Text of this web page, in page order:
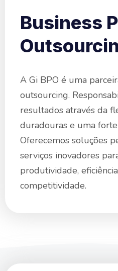
Business
A Gi BPO é uma
outsourcing.
resultados através da
duradouras e uma
Oferecemos soluções
serviços inovadores
produtividade,
competitividade.